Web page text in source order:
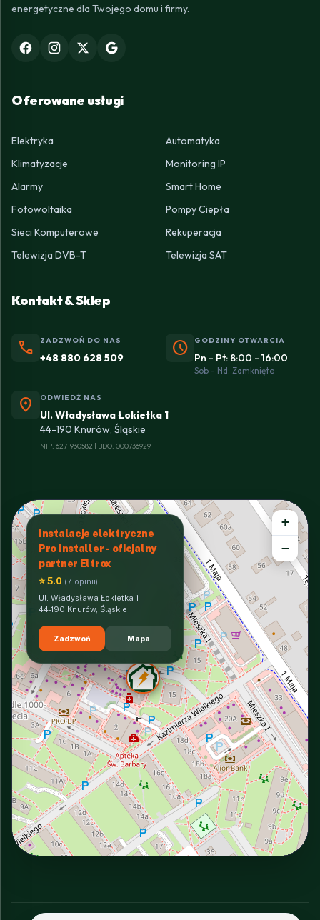
energetyczne dla Twojego domu i firmy.
Oferowane usługi
Elektryka
Automatyka
Klimatyzacje
Monitoring IP
Alarmy
Smart Home
Fotowoltaika
Pompy Ciepła
Sieci Komputerowe
Rekuperacja
Telewizja DVB-T
Telewizja SAT
Kontakt & Sklep
phone ZADZWOŃ DO NAS
+48 880 628 509 schedule GODZINY OTWARCIA
Pn - Pt: 8:00 - 16:00
Sob - Nd: Zamknięte
location_on ODWIEDŹ NAS
Ul. Władysława Łokietka 1
44-190 Knurów, Śląskie
NIP: 6271930582 | BDO: 000736929
Instalacje elektryczne
Pro Installer - oficjalny
partner Eltrox
⭐ 5.0 (7 opinii)
Ul. Władysława Łokietka 1
44-190 Knurów, Śląskie
Zadzwoń Mapa
+
−
INTERACTIVE VIEW